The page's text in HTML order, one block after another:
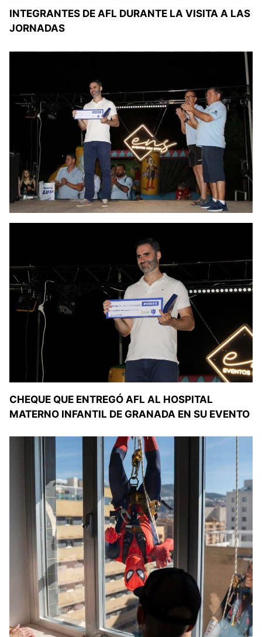
INTEGRANTES DE AFL DURANTE LA VISITA A LAS
JORNADAS
CHEQUE QUE ENTREGÓ AFL AL HOSPITAL
MATERNO INFANTIL DE GRANADA EN SU EVENTO